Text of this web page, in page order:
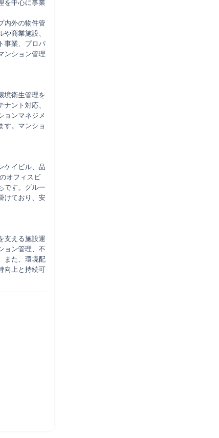
を中心に事業
内外の物件管
商業施設、
事業、プロパ
ンション管理
境衛生管理を
ント対応、
ョンマネジメ
す。マンショ
ケイビル、品
オフィスビ
です。グルー
けており、安
支える施設運
ョン管理、不
また、環境配
向上と持続可